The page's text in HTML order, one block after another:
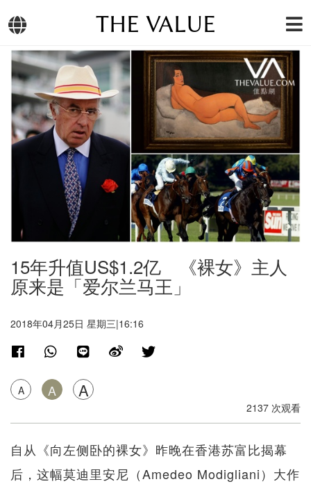
THE VALUE
15年升值US$1.2亿 《裸女》主人
原来是「爱尔兰马王」
2018年04月25日 星期三|16:16
A A A
2137 次观看
自从《向左侧卧的裸女》昨晚在香港苏富比揭幕
后，这幅莫迪里安尼（Amedeo Modigliani）大作